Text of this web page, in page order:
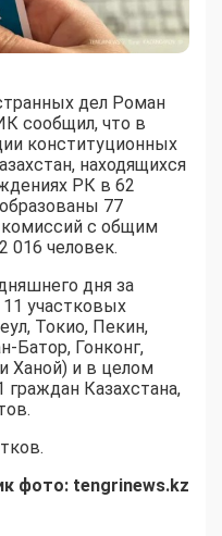
дел Роман
сообщил, что в
конституционных
находящихся
РК в 62
77
комиссий с общим
016 человек.
дня за
участковых
Токио, Пекин,
Батор, Гонконг,
Ханой) и в целом
граждан Казахстана,
фото: tengrinews.kz